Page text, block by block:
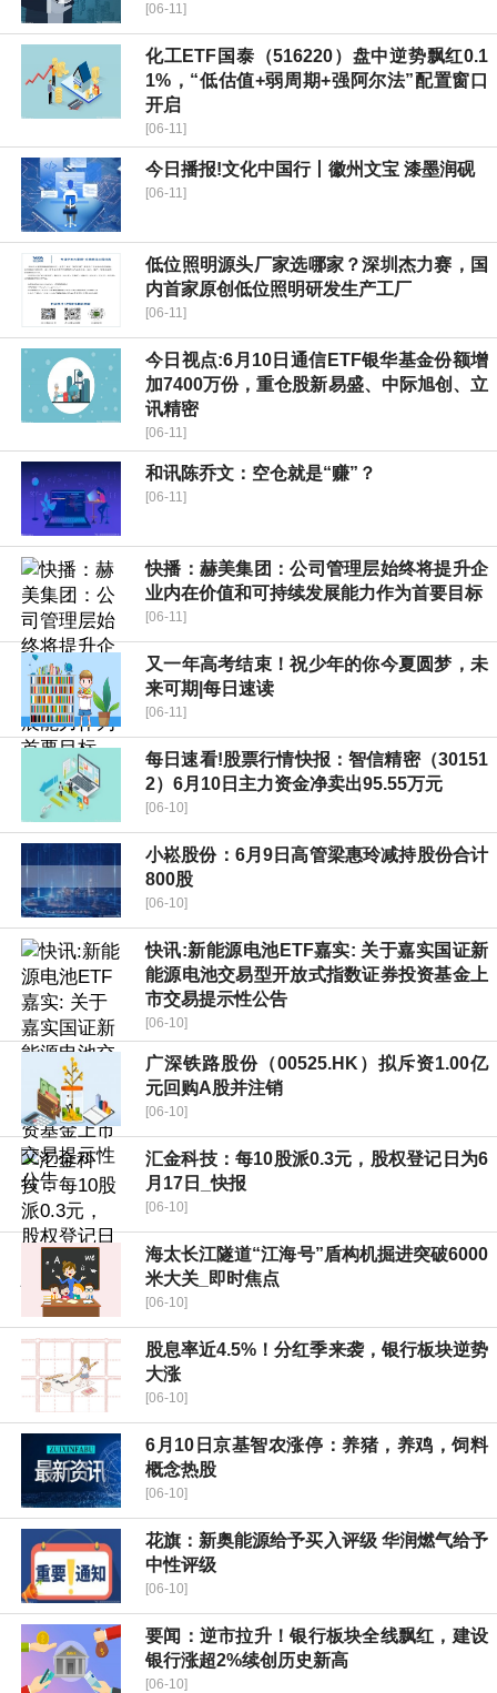
[06-11]
化工ETF国泰（516220）盘中逆势飘红0.1
1%，“低估值+弱周期+强阿尔法”配置窗口
开启
[06-11]
今日播报!文化中国行丨徽州文宝 漆墨润砚
[06-11]
低位照明源头厂家选哪家？深圳杰力赛，国
内首家原创低位照明研发生产工厂
[06-11]
今日视点:6月10日通信ETF银华基金份额增
加7400万份，重仓股新易盛、中际旭创、立
讯精密
[06-11]
和讯陈乔文：空仓就是“赚”？
[06-11]
快播：赫美集团：公司管理层始终将提升企
业内在价值和可持续发展能力作为首要目标
[06-11]
又一年高考结束！祝少年的你今夏圆梦，未
来可期|每日速读
[06-11]
每日速看!股票行情快报：智信精密（30151
2）6月10日主力资金净卖出95.55万元
[06-10]
小崧股份：6月9日高管梁惠玲减持股份合计
800股
[06-10]
快讯:新能源电池ETF嘉实: 关于嘉实国证新
能源电池交易型开放式指数证券投资基金上
市交易提示性公告
[06-10]
广深铁路股份（00525.HK）拟斥资1.00亿
元回购A股并注销
[06-10]
汇金科技：每10股派0.3元，股权登记日为6
月17日_快报
[06-10]
海太长江隧道“江海号”盾构机掘进突破6000
米大关_即时焦点
[06-10]
股息率近4.5%！分红季来袭，银行板块逆势
大涨
[06-10]
6月10日京基智农涨停：养猪，养鸡，饲料
概念热股
[06-10]
花旗：新奥能源给予买入评级 华润燃气给予
中性评级
[06-10]
要闻：逆市拉升！银行板块全线飘红，建设
银行涨超2%续创历史新高
[06-10]